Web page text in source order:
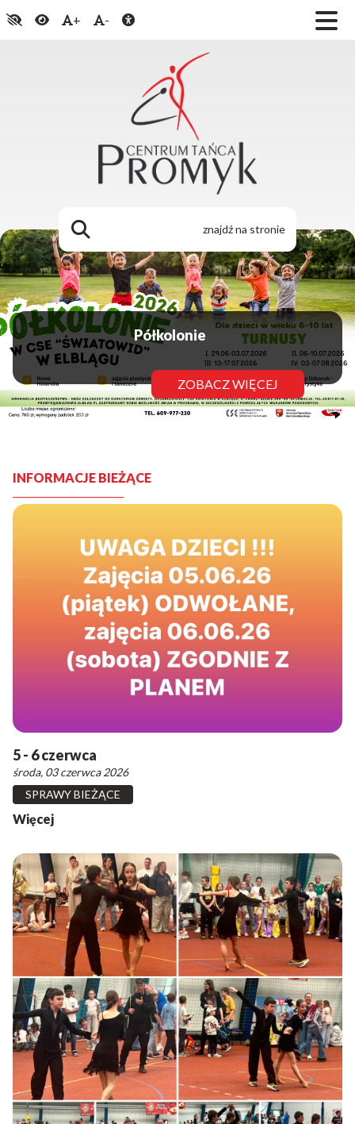
+ -
Konfrontacje
ZOBACZ WIĘCEJ
INFORMACJE BIEŻĄCE
5 - 6 czerwca
środa, 03 czerwca 2026
SPRAWY BIEŻĄCE
Więcej